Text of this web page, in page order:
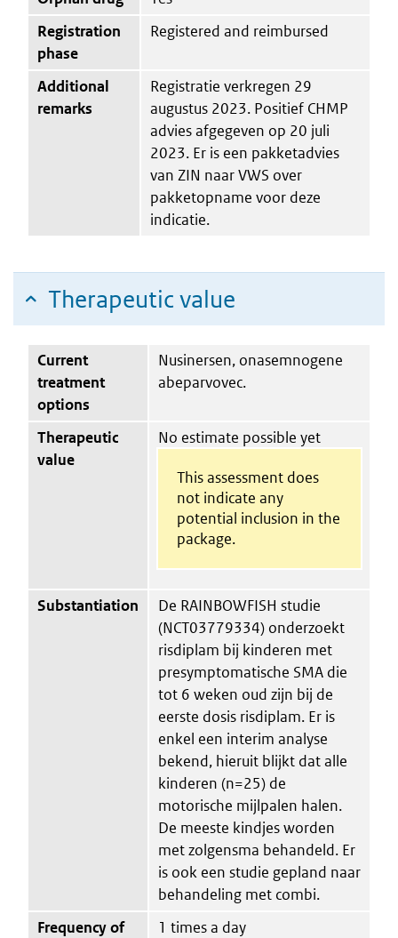
Registration
phase
Registered and reimbursed
Additional
remarks
Registratie verkregen 29
augustus 2023. Positief CHMP
advies afgegeven op 20 juli
2023. Er is een pakketadvies
van ZIN naar VWS over
pakketopname voor deze
indicatie.
Therapeutic value
Current
treatment
options
Nusinersen, onasemnogene
abeparvovec.
Therapeutic
value
No estimate possible yet
This assessment does
not indicate any
potential inclusion in the
package.
Substantiation
De RAINBOWFISH studie
(NCT03779334) onderzoekt
risdiplam bij kinderen met
presymptomatische SMA die
tot 6 weken oud zijn bij de
eerste dosis risdiplam. Er is
enkel een interim analyse
bekend, hieruit blijkt dat alle
kinderen (n=25) de
motorische mijlpalen halen.
De meeste kindjes worden
met zolgensma behandeld. Er
is ook een studie gepland naar
behandeling met combi.
Frequency of
1 times a day